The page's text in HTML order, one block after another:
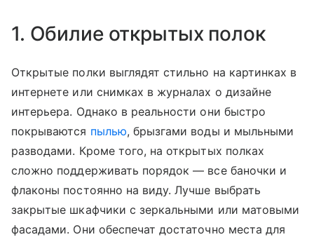
1. Обилие открытых полок
Открытые полки выглядят стильно на картинках в
интернете или снимках в журналах о дизайне
интерьера. Однако в реальности они быстро
покрываются пылью, брызгами воды и мыльными
разводами. Кроме того, на открытых полках
сложно поддерживать порядок — все баночки и
флаконы постоянно на виду. Лучше выбрать
закрытые шкафчики с зеркальными или матовыми
фасадами. Они обеспечат достаточно места для